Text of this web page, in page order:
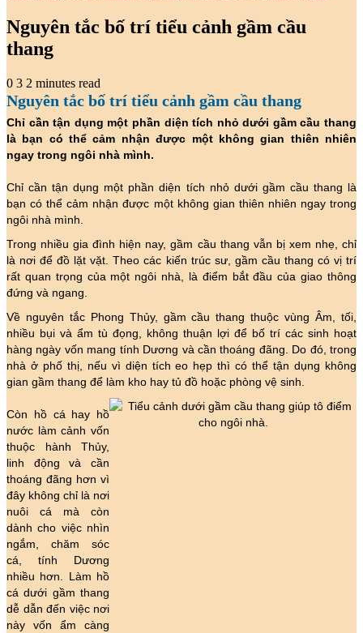
Nguyên tắc bố trí tiểu cảnh gầm cầu
thang
0 3 2 minutes read
Nguyên tắc bố trí tiểu cảnh gầm cầu thang
Chỉ cần tận dụng một phần diện tích nhỏ dưới gầm cầu thang
là bạn có thể cảm nhận được một không gian thiên nhiên
ngay trong ngôi nhà mình.
Chỉ cần tận dụng một phần diện tích nhỏ dưới gầm cầu thang là
bạn có thể cảm nhận được một không gian thiên nhiên ngay trong
ngôi nhà mình.
Trong nhiều gia đình hiện nay, gầm cầu thang vẫn bị xem nhẹ, chỉ
là nơi để đồ lặt vặt. Theo các kiến trúc sư, gầm cầu thang có vị trí
rất quan trọng của một ngôi nhà, là điểm bắt đầu của giao thông
đứng và ngang.
Về nguyên tắc Phong Thủy, gầm cầu thang thuộc vùng Âm, tối,
nhiều bụi và ẩm tù đọng, không thuận lợi để bố trí các sinh hoạt
hàng ngày vốn mang tính Dương và cần thoáng đãng. Do đó, trong
nhà ở phố thị, nếu vì diện tích eo hẹp thì có thể tận dụng không
gian gầm thang để làm kho hay tủ đồ hoặc phòng vệ sinh.
Còn hồ cá hay hồ
nước làm cảnh vốn
thuộc hành Thủy,
linh động và cần
thoáng đãng hơn vì
đây không chỉ là nơi
nuôi cá mà còn
dành cho việc nhìn
ngắm, chăm sóc
cá, tính Dương
nhiều hơn. Làm hồ
cá dưới gầm thang
dễ dẫn đến việc nơi
này vốn ẩm càng